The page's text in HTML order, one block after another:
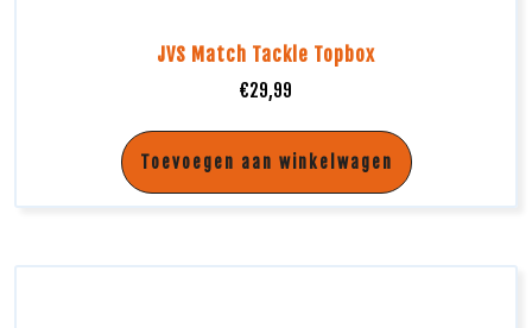
JVS Match Tackle Topbox
€29,99
Toevoegen aan winkelwagen